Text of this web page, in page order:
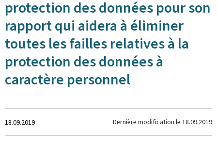
protection des données pour son
rapport qui aidera à éliminer
toutes les failles relatives à la
protection des données à
caractère personnel
Crée
le
18.09.2019 Dernière modification le 18.09.2019